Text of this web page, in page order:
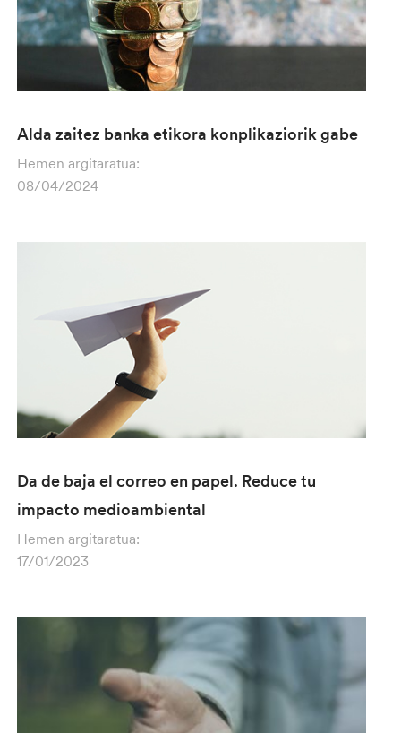
Alda zaitez banka etikora konplikaziorik gabe
Hemen argitaratua:
08/04/2024
Da de baja el correo en papel. Reduce tu
impacto medioambiental
Hemen argitaratua:
17/01/2023